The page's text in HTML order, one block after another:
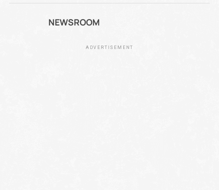
NEWSROOM
ADVERTISEMENT